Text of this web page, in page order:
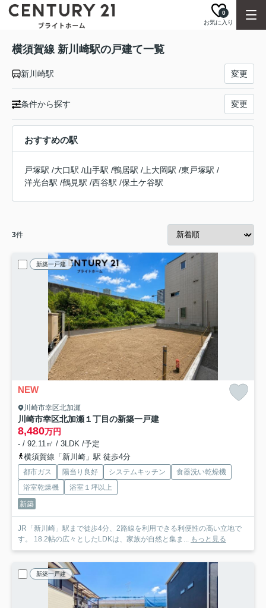
お気に入り
0
横須賀線 新川崎駅の戸建て一覧
新川崎駅 変更
条件から探す 変更
おすすめの駅
戸塚駅 /大口駅 /山手駅 /鴨居駅 / 上大岡駅 /東戸塚駅 /
洋光台駅 /鶴見駅 /西谷駅 /保土ケ谷駅
3件
新築一戸建
NEW
川崎市幸区北加瀬
川崎市幸区北加瀬１丁目の新築一戸建
8,480万円
- / 92.11㎡ / 3LDK /予定
横須賀線「新川崎」駅 徒歩4分
都市ガス 陽当り良好 システムキッチン
食器洗い乾燥機
浴室乾燥機
浴室１坪以上
新築
JR「新川崎」駅まで徒歩4分、2路線を利用できる利便性の高い立地で
す。 18.2帖の広々としたLDKは、家族が自然と集ま... もっと見る
新築一戸建